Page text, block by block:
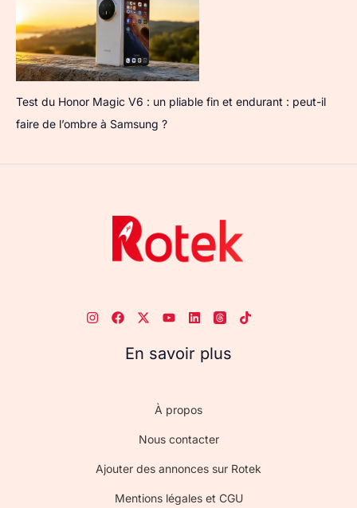
Test du Honor Magic V6 : un pliable fin et endurant : peut-il
faire de l’ombre à Samsung ?
En savoir plus
À propos
Nous contacter
Ajouter des annonces sur Rotek
Mentions légales et CGU